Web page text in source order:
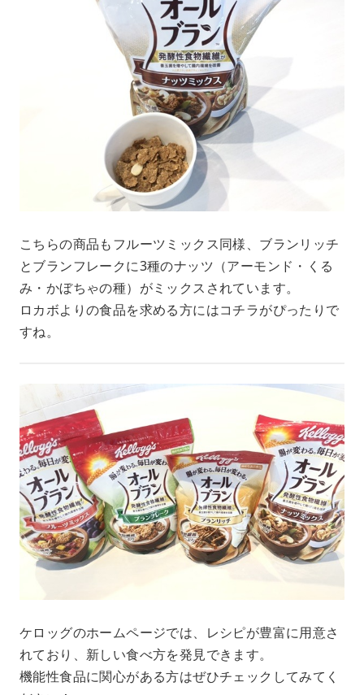
こちらの商品もフルーツミックス同様、ブランリッチ
とブランフレークに3種のナッツ（アーモンド・くる
み・かぼちゃの種）がミックスされています。
ロカボよりの食品を求める方にはコチラがぴったりで
すね。
ケロッグのホームページでは、レシピが豊富に用意さ
れており、新しい食べ方を発見できます。
機能性食品に関心がある方はぜひチェックしてみてく